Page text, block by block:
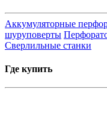
Аккумуляторные
шуруповерты
Сверлильные станки
Где купить